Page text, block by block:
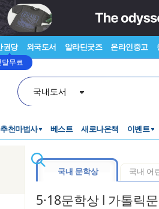
권당
달무료
외국도서 알라딘굿즈 온라인중고
국내도서
추천마법사 베스트 새로나온책 이벤트
국내 문학상 국내 어
5·18문학상 l 가톨릭